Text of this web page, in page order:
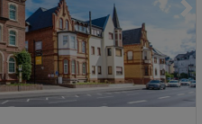
Loading... Loading... Loading...